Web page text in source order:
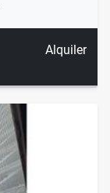
Alquiler